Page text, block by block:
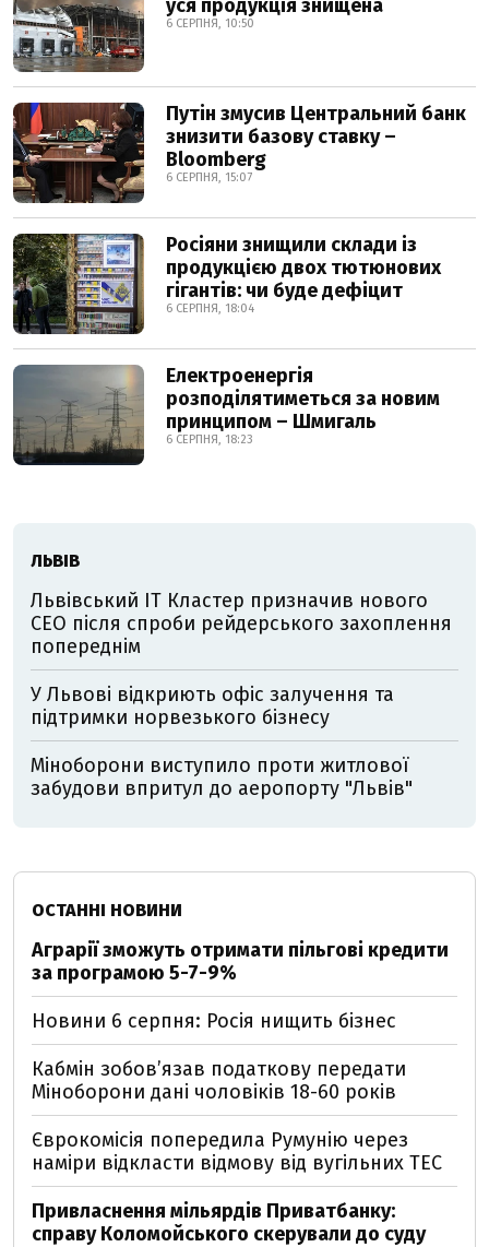
уся продукція знищена
6 СЕРПНЯ, 10:50
Путін змусив Центральний банк
знизити базову ставку –
Bloomberg
6 СЕРПНЯ, 15:07
Росіяни знищили склади із
продукцією двох тютюнових
гігантів: чи буде дефіцит
6 СЕРПНЯ, 18:04
Електроенергія
розподілятиметься за новим
принципом – Шмигаль
6 СЕРПНЯ, 18:23
ЛЬВІВ
Львівський IT Кластер призначив нового
CEO після спроби рейдерського захоплення
попереднім
У Львові відкриють офіс залучення та
підтримки норвезького бізнесу
Міноборони виступило проти житлової
забудови впритул до аеропорту "Львів"
ОСТАННІ НОВИНИ
Аграрії зможуть отримати пільгові кредити
за програмою 5-7-9%
Новини 6 серпня: Росія нищить бізнес
Кабмін зобовʼязав податкову передати
Міноборони дані чоловіків 18-60 років
Єврокомісія попередила Румунію через
наміри відкласти відмову від вугільних ТЕС
Привласнення мільярдів Приватбанку:
справу Коломойського скерували до суду